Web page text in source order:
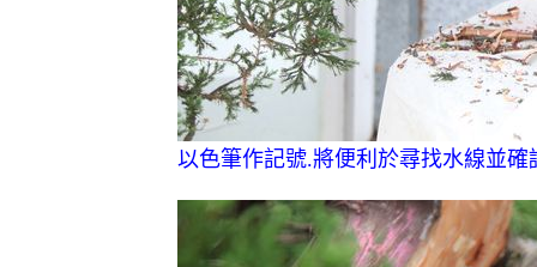
以色筆作記號.將便利於尋找水線並確